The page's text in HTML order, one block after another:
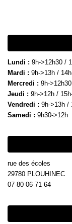
Lundi : 9h->12h30 /
Mardi : 9h->13h /
Mercredi : 9h-
Jeudi : 9h->12h /
Vendredi : 9h->13h /
Samedi : 9h30->12h
rue des écoles
29780 PLOUHINEC
07 80 06 71 64